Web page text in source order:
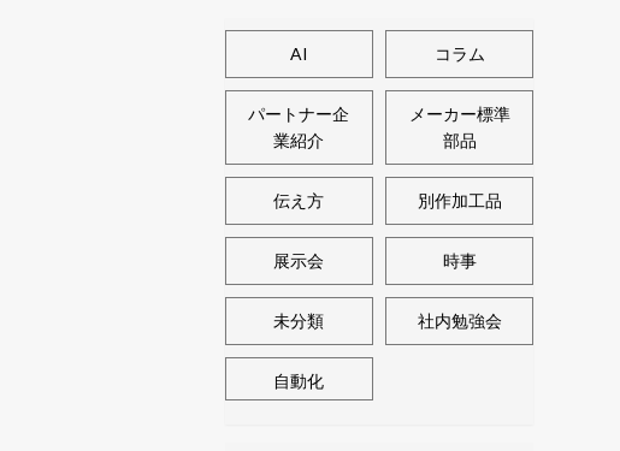
AI コラム
パートナー企
業紹介
メーカー標準
部品
伝え方 別作加工品
展示会 時事
未分類 社内勉強会
自動化